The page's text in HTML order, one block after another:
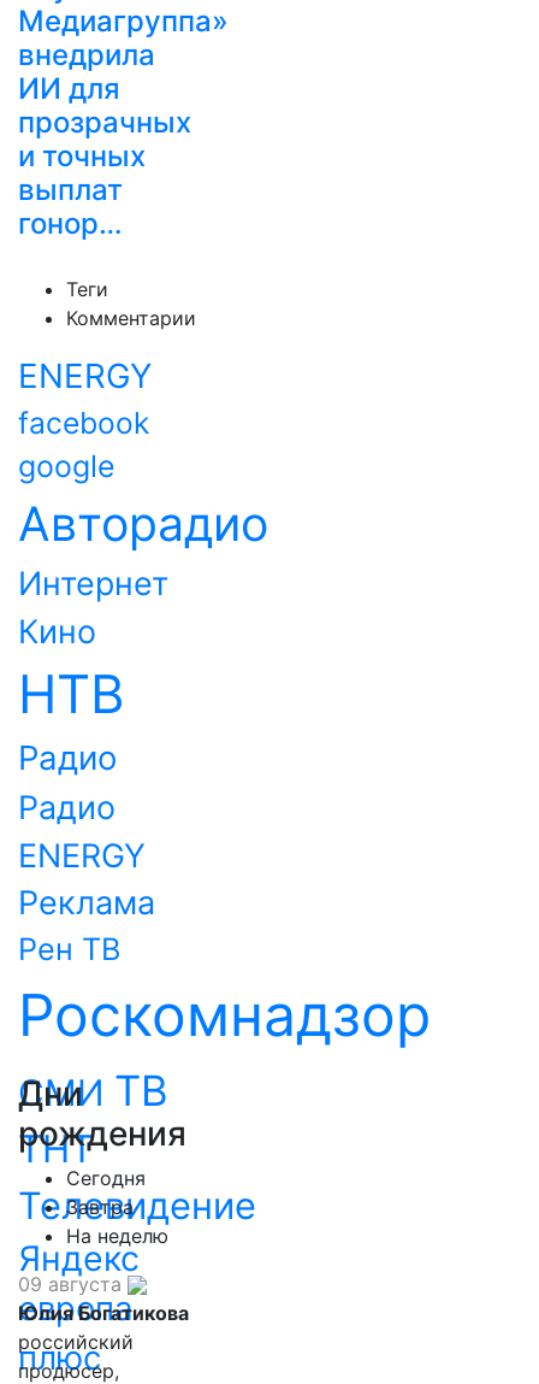
Медиагруппа»
внедрила
ИИ для
прозрачных
и точных
выплат
гонор…
Теги
Комментарии
ENERGY
facebook
google
Авторадио
Интернет
Кино
НТВ
Радио
Радио
ENERGY
Реклама
Рен ТВ
Роскомнадзор
СМИ ТВ
ТНТ
Телевидение
Яндекс
европа
плюс
Дни
рождения
Сегодня
Завтра
На неделю
09 августа
Юлия Богатикова
российский
продюсер,